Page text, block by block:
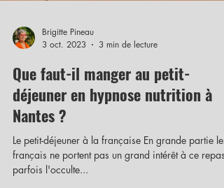
3 oct. 2023
3 min de lecture
Que faut-il manger au petit-
déjeuner en hypnose nutrition à
Nantes ?
Le petit-déjeuner à la française En grande partie les